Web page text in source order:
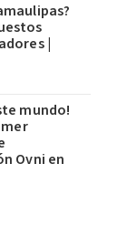
|
mundo!
Ovni en